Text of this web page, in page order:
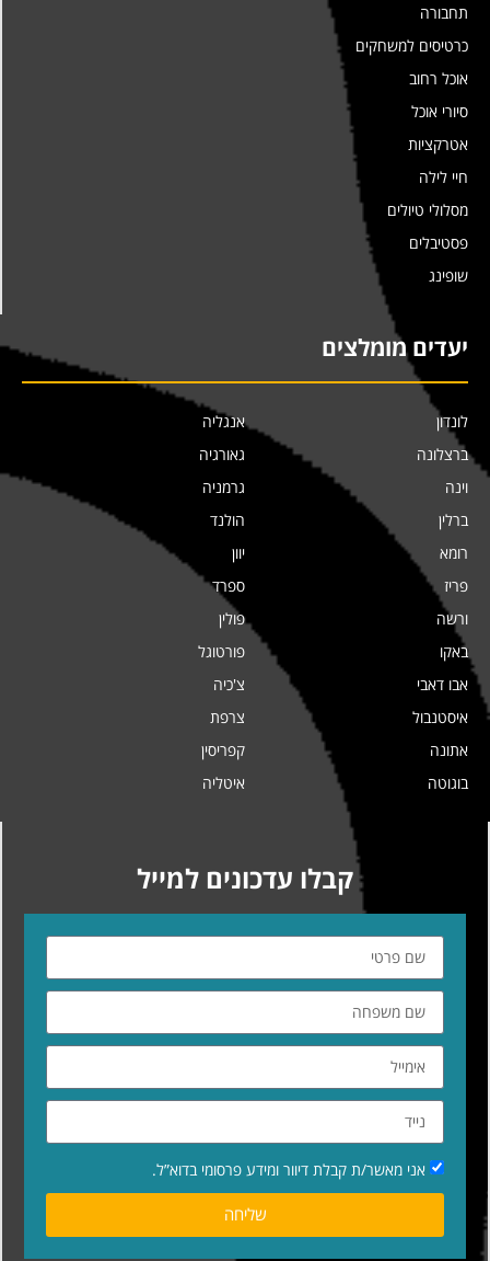
תחבורה
כרטיסים למשחקים
אוכל רחוב
סיורי אוכל
אטרקציות
חיי לילה
מסלולי טיולים
פסטיבלים
שופינג
יעדים מומלצים
לונדון
ברצלונה
וינה
ברלין
רומא
פריז
ורשה
באקו
אבו דאבי
איסטנבול
אתונה
בוגוטה
אנגליה
גאורגיה
גרמניה
הולנד
יוון
ספרד
פולין
פורטוגל
צ'כיה
צרפת
קפריסין
איטליה
קבלו עדכונים למייל
אני מאשר/ת קבלת דיוור ומידע פרסומי בדוא”ל.
שליחה